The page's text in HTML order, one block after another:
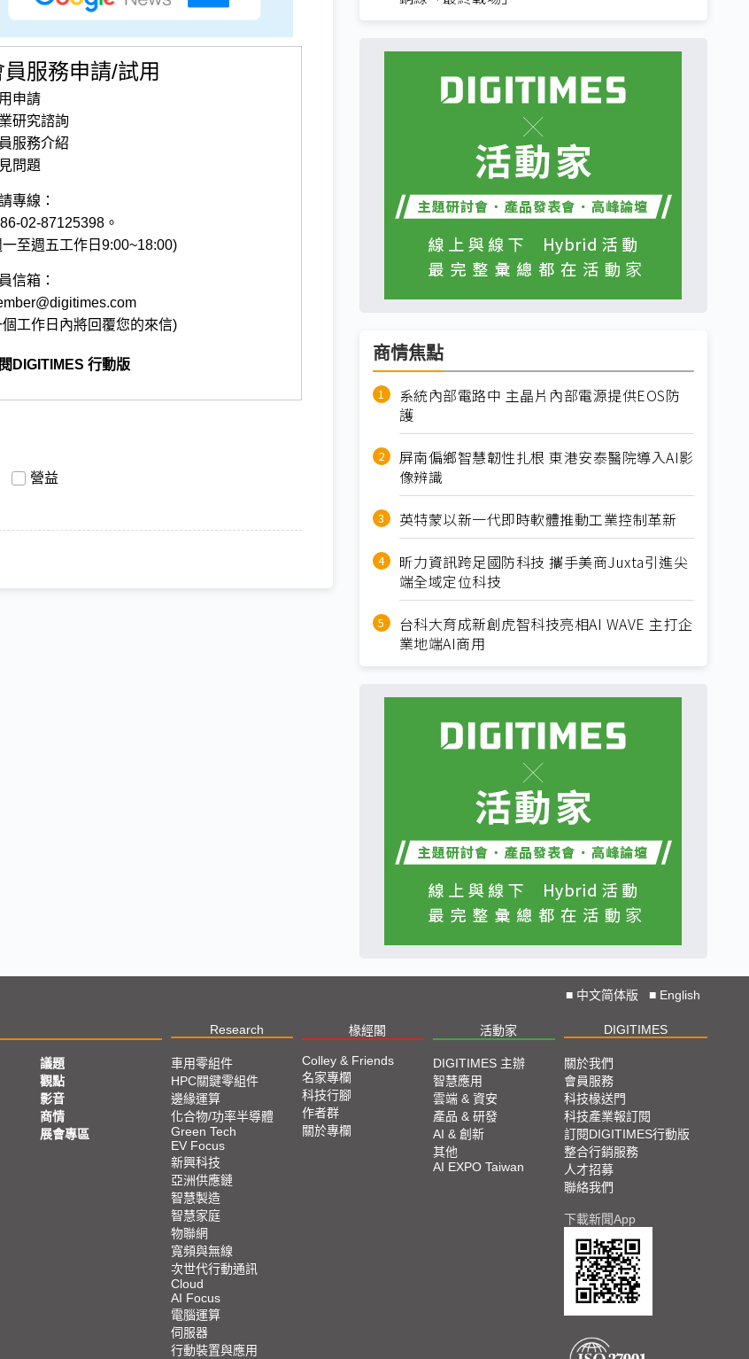
員服務申請/試用
申請
研究諮詢
服務介紹
問題
專線：
02-87125398。
一至週五工作日9:00~18:00)
信箱：
個工作日內將回覆您的來信)
DIGITIMES 行動版
營益
商情焦點
系統內部電路中 主晶片內部電源提供EOS防
護
屏南偏鄉智慧韌性扎根 東港安泰醫院導入AI影
像辨識
英特蒙以新一代即時軟體推動工業控制革新
昕力資訊跨足國防科技 攜手美商Juxta引進尖
端全域定位科技
台科大育成新創虎智科技亮相AI WAVE 主打企
業地端AI商用
■ 中文简体版 ■ English
Research 椽經閣 活動家 DIGITIMES
議題
觀點
影音
商情
展會專區
車用零組件
HPC關鍵零組件
邊緣運算
化合物/功率半導體
Green Tech
EV Focus
新興科技
亞洲供應鏈
智慧製造
智慧家庭
物聯網
寬頻與無線
次世代行動通訊
Cloud
AI Focus
電腦運算
伺服器
行動裝置與應用
Colley & Friends
名家專欄
科技行腳
作者群
關於專欄
DIGITIMES 主辦
智慧應用
雲端 & 資安
產品 & 研發
AI & 創新
其他
AI EXPO Taiwan
關於我們
會員服務
科技椽送門
科技產業報訂閱
訂閱DIGITIMES行動版
整合行銷服務
人才招募
聯絡我們
下載新聞App